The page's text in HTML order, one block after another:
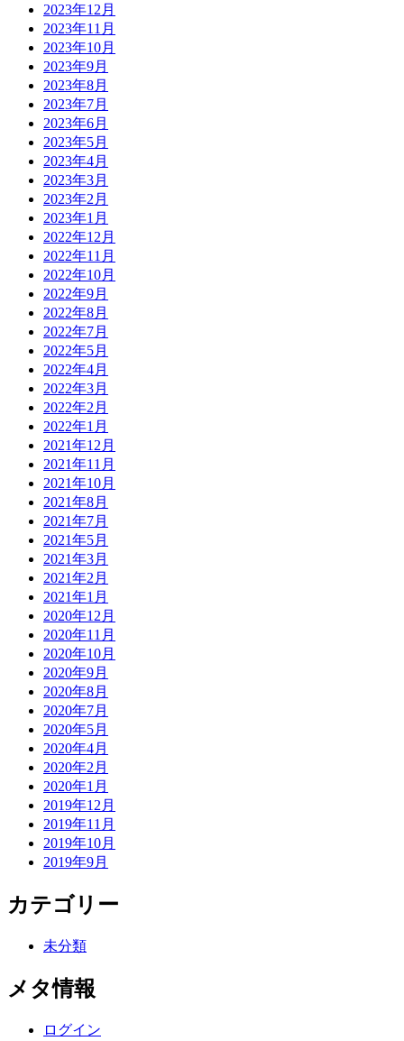
2023年12月
2023年11月
2023年10月
2023年9月
2023年8月
2023年7月
2023年6月
2023年5月
2023年4月
2023年3月
2023年2月
2023年1月
2022年12月
2022年11月
2022年10月
2022年9月
2022年8月
2022年7月
2022年5月
2022年4月
2022年3月
2022年2月
2022年1月
2021年12月
2021年11月
2021年10月
2021年8月
2021年7月
2021年5月
2021年3月
2021年2月
2021年1月
2020年12月
2020年11月
2020年10月
2020年9月
2020年8月
2020年7月
2020年5月
2020年4月
2020年2月
2020年1月
2019年12月
2019年11月
2019年10月
2019年9月
カテゴリー
未分類
メタ情報
ログイン